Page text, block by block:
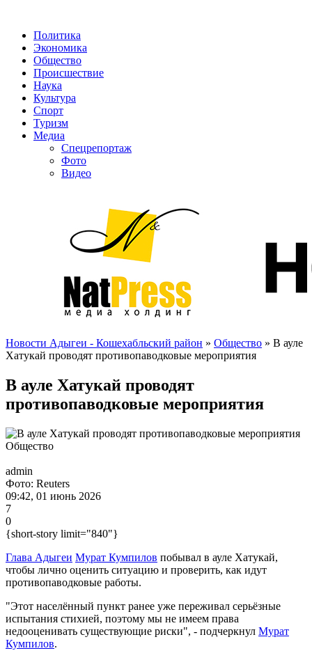
Политика
Экономика
Общество
Происшествие
Наука
Культура
Спорт
Туризм
Медиа
Спецрепортаж
Фото
Видео
Новости Адыгеи - Кошехабльский район » Общество » В ауле
Хатукай проводят противопаводковые мероприятия
В ауле Хатукай проводят
противопаводковые мероприятия
Общество
admin
Фото: Reuters
09:42, 01 июнь 2026
7
0
{short-story limit="840"}
Глава Адыгеи Мурат Кумпилов побывал в ауле Хатукай,
чтобы лично оценить ситуацию и проверить, как идут
противопаводковые работы.
"Этот населённый пункт ранее уже переживал серьёзные
испытания стихией, поэтому мы не имеем права
недооценивать существующие риски", - подчеркнул Мурат
Кумпилов.